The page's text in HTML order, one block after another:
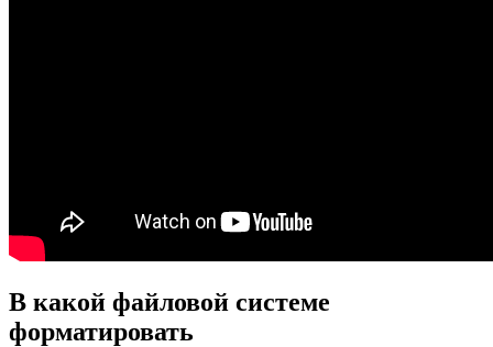
В какой файловой системе
форматировать